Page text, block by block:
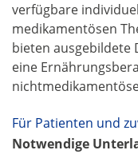
verfügbare
medikamentösen
bieten ausgebildete
eine
Für Patienten und
Notwendige